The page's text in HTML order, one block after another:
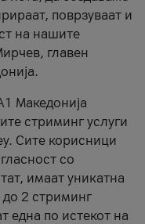
поврзуваат и
на нашите
главен
Македонија
стриминг услуги
Сите корисници
со
имаат уникатна
2 стриминг
една по истекот на